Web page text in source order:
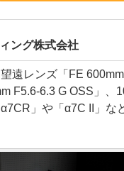
ング株式会社
遠レンズ「FE 600mm
F5.6-6.3 G OSS」、
」や「α7C II」な